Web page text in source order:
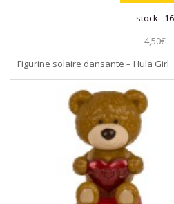
stock 16
4,50€
Figurine solaire dansante – Hula Girl